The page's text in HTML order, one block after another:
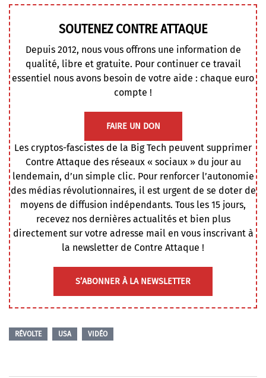
SOUTENEZ CONTRE ATTAQUE
Depuis 2012, nous vous offrons une information de
qualité, libre et gratuite. Pour continuer ce travail
essentiel nous avons besoin de votre aide : chaque euro
compte !
FAIRE UN DON
Les cryptos-fascistes de la Big Tech peuvent supprimer
Contre Attaque des réseaux « sociaux » du jour au
lendemain, d’un simple clic. Pour renforcer l’autonomie
des médias révolutionnaires, il est urgent de se doter de
moyens de diffusion indépendants. Tous les 15 jours,
recevez nos dernières actualités et bien plus
directement sur votre adresse mail en vous inscrivant à
la newsletter de Contre Attaque !
S’ABONNER À LA NEWSLETTER
RÉVOLTE USA VIDÉO